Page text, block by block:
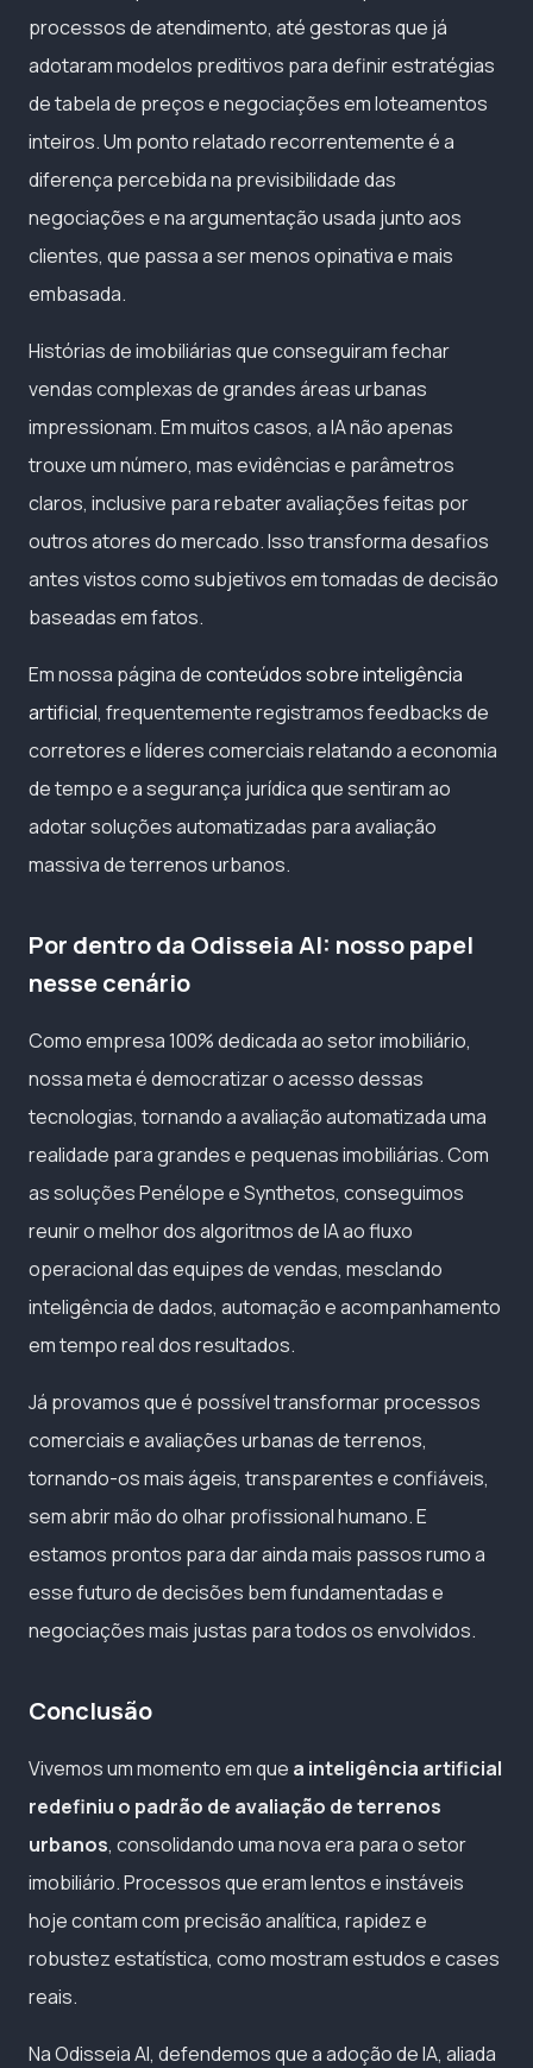
processos de atendimento, até gestoras que já
adotaram modelos preditivos para definir estratégias
de tabela de preços e negociações em loteamentos
inteiros. Um ponto relatado recorrentemente é a
diferença percebida na previsibilidade das
negociações e na argumentação usada junto aos
clientes, que passa a ser menos opinativa e mais
embasada.
Histórias de imobiliárias que conseguiram fechar
vendas complexas de grandes áreas urbanas
impressionam. Em muitos casos, a IA não apenas
trouxe um número, mas evidências e parâmetros
claros, inclusive para rebater avaliações feitas por
outros atores do mercado. Isso transforma desafios
antes vistos como subjetivos em tomadas de decisão
baseadas em fatos.
Em nossa página deconteúdos sobre inteligência
artificial, frequentemente registramos feedbacks de
corretores e líderes comerciais relatando a economia
de tempo e a segurança jurídica que sentiram ao
adotar soluções automatizadas para avaliação
massiva de terrenos urbanos.
Por dentro da Odisseia AI: nosso papel
nesse cenário
Como empresa 100% dedicada ao setor imobiliário,
nossa meta é democratizar o acesso dessas
tecnologias, tornando a avaliação automatizada uma
realidade para grandes e pequenas imobiliárias. Com
as soluções Penélope e Synthetos, conseguimos
reunir o melhor dos algoritmos de IA ao fluxo
operacional das equipes de vendas, mesclando
inteligência de dados, automação e acompanhamento
em tempo real dos resultados.
Já provamos que é possível transformar processos
comerciais e avaliações urbanas de terrenos,
tornando-os mais ágeis, transparentes e confiáveis,
sem abrir mão do olhar profissional humano. E
estamos prontos para dar ainda mais passos rumo a
esse futuro de decisões bem fundamentadas e
negociações mais justas para todos os envolvidos.
Conclusão
Vivemos um momento em que a inteligência artificial
redefiniu o padrão de avaliação de terrenos
urbanos, consolidando uma nova era para o setor
imobiliário. Processos que eram lentos e instáveis
hoje contam com precisão analítica, rapidez e
robustez estatística, como mostram estudos e cases
reais.
Na Odisseia AI, defendemos que a adoção de IA, aliada